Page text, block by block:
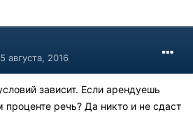
августа, 2016
зависит. Если арендуешь
речь? Да никто и не сдаст